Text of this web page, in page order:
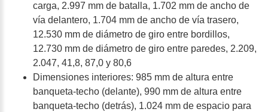
carga, 2.997 mm de batalla, 1.702 mm de ancho de
vía delantero, 1.704 mm de ancho de vía trasero,
12.530 mm de diámetro de giro entre bordillos,
12.730 mm de diámetro de giro entre paredes, 2.209,
2.047, 41,8, 87,0 y 80,6
Dimensiones interiores: 985 mm de altura entre
banqueta-techo (delante), 990 mm de altura entre
banqueta-techo (detrás), 1.024 mm de espacio para